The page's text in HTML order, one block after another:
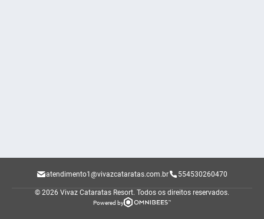
atendimento1@vivazcataratas.com.br 554530260470
© 2026 Vivaz Cataratas Resort. Todos os direitos reservados.
Powered by